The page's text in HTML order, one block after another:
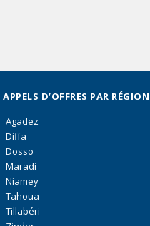
APPELS D’OFFRES PAR RÉGION
Agadez
Diffa
Dosso
Maradi
Niamey
Tahoua
Tillabéri